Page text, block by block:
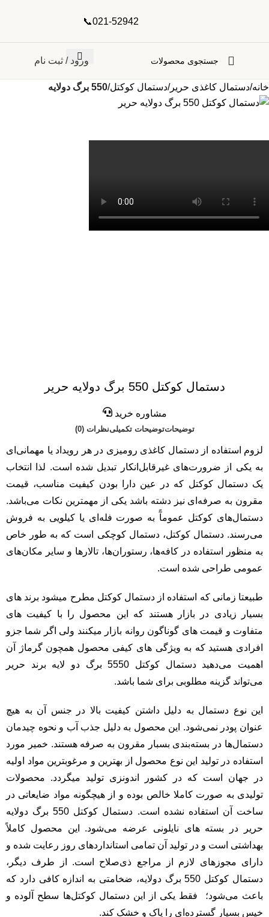
021-52942📞
ورود / ثبت نام
خانه دستمال کاغذی حریر دستمال کوکتل 550 برگ دولایه
دستمال کوکتل 550 برگ دولایه حریر
مشاوره خرید
توضیحاتتوضیحات تکمیلینظرات (0)
لزوم استفاده از دستمال کاغذی رومیزی در هر رویداد یا مهمانی‌ای
به یکی از ضرورت‌های غیرقابل‌انکار تبدیل شده است. لذا انتخاب
یک دستمال کوکتل که در عین دارا بودن کیفیت مناسب، قیمت
مقرون به صرفه‌ای نیز دشته باشد یکی از مهمترین نکات می‌باشد.
دستمال‌های کوکتل عمومآً به صورت فله‌ای یا کیلویی به فروش
می‌رسند. دستمال کوکتل، دستمال کوچکی است که به طور خاص
به منظور استفاده در کافه‌ها، رستوران‌ها، تالارها و سایر مکان‌های
عمومی طراحی شده است.
طبیعتا زمانی که استفاده از دستمال کوکتل مطرح میشود برند های
بسیار زیادی در بازار هستند که این محصول را با کیفیت های
متفاوت و قیمت های گوناگون روانه بازار میکنند ولی اگر شما جزو
افرادی هستید که به ویژگی های کیفی محصول همچون گرماژ آن
اهمیت می‌دهید دستمال کوکتل 5550 برگ دو لایه برند حریر
می‌تواند گزینه مطلوبی برای شما باشد.
این نوع دستمال به دلیل داشتن کیفیت بالا در جنس آن به هیچ
عنوان پودر نمی‌شود. این محصول به دلیل جذب آب و نحوه چیدمان
دستمال‌ها در بسته‌بندی بسبار مقرون به صرفه هستند. خمیر مورد
استفاده در تولید این نوع محصول از بهترین و مرغوبترین مواد اولیه
در جهان است که در کشور اندونزی تولید میگردد. محصولات
تولیدی به صورت کاملا خالص بوده و از هیچگونه مواد ضایعاتی در
ساخت آن استفاده نشده است. دستمال کوکتل 550 برگ دولایه
حریر در بسته های نایلونی عرضه می‌شود. این محصول کاملاً
بهداشتی است و در تولید آن تمامی استانداردهای روز رعایت شده و
دارای مجوزهای لازم از مراجع ذی‌صلاح است. از طرف دیگر،
دستمال کوکتل 550 برگ دولایه، ضخامتی به اندازه کافی دارد که
باعث می‌شود؛ فقط یکی از این دستمال کوکتل‌ها سطح آلوده و
خیس بسیار گسترده‌ای را پاک و خشک کند.